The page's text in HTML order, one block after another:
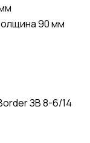
90 мм
ЗВ 8-6/14